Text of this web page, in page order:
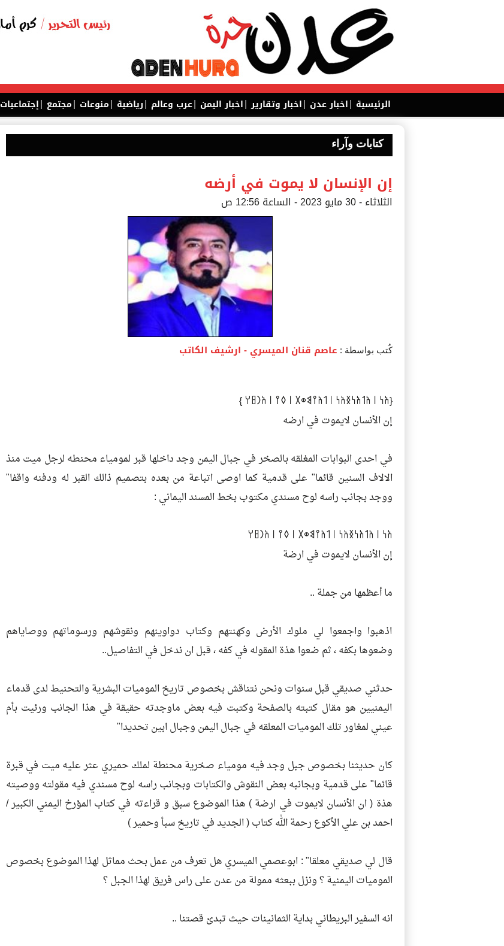
الرئيسية |اخبار عدن |اخبار وتقارير |اخبار اليمن |عرب وعالم |رياضية |منوعات |مجتمع |إجتماعيات
كتابات وآراء
إن الإنسان لا يموت في أرضه
الثلاثاء - 30 مايو 2023 - الساعة 12:56 ص
كُتب بواسطة : عاصم قنان الميسري - ارشيف الكاتب
{𐩱𐩬 𐩽 𐩱𐩡𐩱𐩬𐩯𐩱𐩬 𐩽 𐩡𐩱𐩺𐩣𐩥𐩩 𐩽 𐩰𐩺 𐩽 𐩱𐩧𐩳𐩠 }
إن الأنسان لايموت في ارضه
في احدى البوابات المغلقه بالصخر في جبال اليمن وجد داخلها قبر لمومياء محنطه لرجل ميت منذ
الالاف السنين قائما" على قدمية كما اوصى اتباعة من بعده بتصميم ذالك القبر له ودفنه واقفا"
ووجد بجانب راسه لوح مسندي مكتوب بخط المسند اليماني :
𐩱𐩬 𐩽 𐩱𐩡𐩱𐩬𐩯𐩱𐩬 𐩽 𐩡𐩱𐩺𐩣𐩥𐩩 𐩽 𐩰𐩺 𐩽 𐩱𐩧𐩳𐩠
إن الأنسان لايموت في ارضة
ما أعظمها من جملة ..
اذهبوا واجمعوا لي ملوك الأرض وكهنتهم وكتاب دواوينهم ونقوشهم ورسوماتهم ووصاياهم
وضعوها بكفه ، ثم ضعوا هذة المقوله في كفه ، قبل ان ندخل في التفاصيل..
حدثني صديقي قبل سنوات ونحن نتناقش بخصوص تاريخ الموميات البشرية والتحنيط لدى قدماء
اليمنيين هو مقال كتبته بالصفحة وكتبت فيه بعض ماوجدته حقيقة في هذا الجانب ورئيت بأم
عيني لمغاور تلك الموميات المعلقه في جبال اليمن وجبال ابين تحديدا"
كان حديثنا بخصوص جبل وجد فيه مومياء صخرية محنطة لملك حميري عثر عليه ميت في قبرة
قائما" على قدمية وبجانبه بعض النقوش والكتابات وبجانب راسه لوح مسندي فيه مقولته ووصيته
هذة ( ان الأنسان لايموت في ارضة ) هذا الموضوع سبق و قراءته في كتاب المؤرخ اليمني الكبير /
احمد بن علي الأكوع رحمة الله كتاب ( الجديد في تاريخ سبأ وحمير )
قال لي صديقي معلقا" : ابوعصمي الميسري هل تعرف من عمل بحث مماثل لهذا الموضوع بخصوص
الموميات اليمنية ؟ ونزل ببعثه ممولة من عدن على راس فريق لهذا الجبل ؟
انه السفير البريطاني بداية الثمانينات حيث تبدئ قصتنا ..